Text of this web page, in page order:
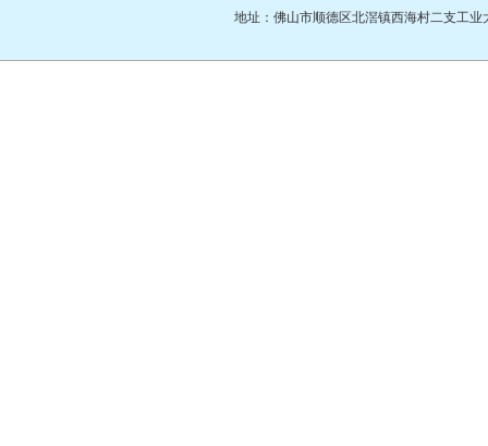
地址：佛山市顺德区北滘镇西海村二支工